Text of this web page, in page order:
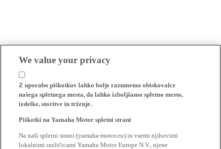
We value your privacy
Z uporabo piškotkov lahko bolje razumemo obiskovalce
našega spletnega mesta, da lahko izboljšamo spletno mesto,
izdelke, storitve in trženje.
Piškotki na Yamaha Motor spletni strani
Na naši spletni strani (yamaha-motor.eu) in vsemi njihovimi
lokalnimi različicami Yamaha Motor Europe N.V., njene